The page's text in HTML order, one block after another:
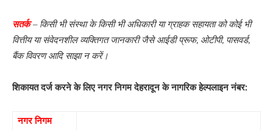
सतर्क – किसी भी संस्था के किसी भी अधिकारी या ग्राहक सहायता को कोई भी
वित्तीय या संवेदनशील व्यक्तिगत जानकारी जैसे आईडी प्रूफ, ओटीपी, पासवर्ड,
बैंक विवरण आदि साझा न करें।
शिकायत दर्ज करने के लिए नगर निगम देहरादून के नागरिक हेल्पलाइन नंबर:
नगर निगम